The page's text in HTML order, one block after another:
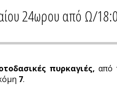
24ωρου από
πυρκαγιές, από
7.